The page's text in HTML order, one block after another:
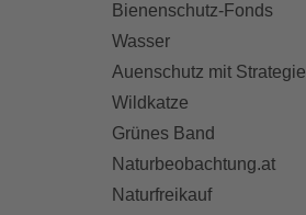
Bienenschutz-Fonds
Wasser
Auenschutz mit Strategie
Wildkatze
Grünes Band
Naturbeobachtung.at
Naturfreikauf